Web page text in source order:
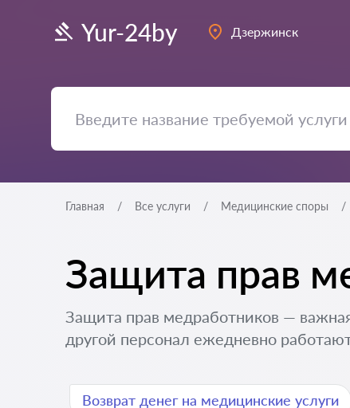
Yur-24by Дзержинск
Главная Все услуги Медицинские споры
Защита прав
Защита прав медработников —
другой персонал ежедневно
Возврат денег на медицинские услуги